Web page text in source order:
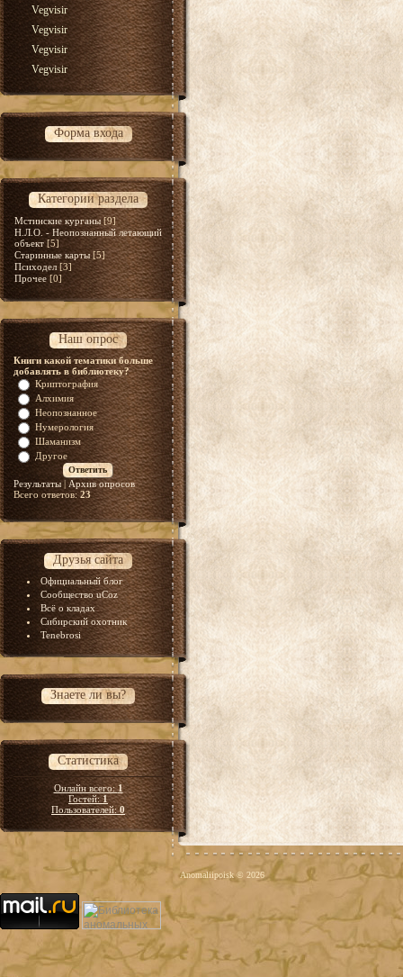
Vegvisir
Vegvisir
Vegvisir
Vegvisir
Форма входа
Категории раздела
Мстинские курганы [9]
Н.Л.О. - Неопознанный летающий
объект [5]
Старинные карты [5]
Психодел [3]
Прочее [0]
Наш опрос
Книги какой тематики больше
добавлять в библиотеку?
Криптография
Алхимия
Неопознанное
Нумерология
Шаманизм
Другое
Результаты | Архив опросов
Всего ответов:23
Друзья сайта
Официальный блог
Сообщество uCoz
Всё о кладах
Сибирский охотник
Tenebrosi
Знаете ли вы?
Статистика
Онлайн всего:1
Гостей:1
Пользователей:0
Anomaliipoisk © 2026